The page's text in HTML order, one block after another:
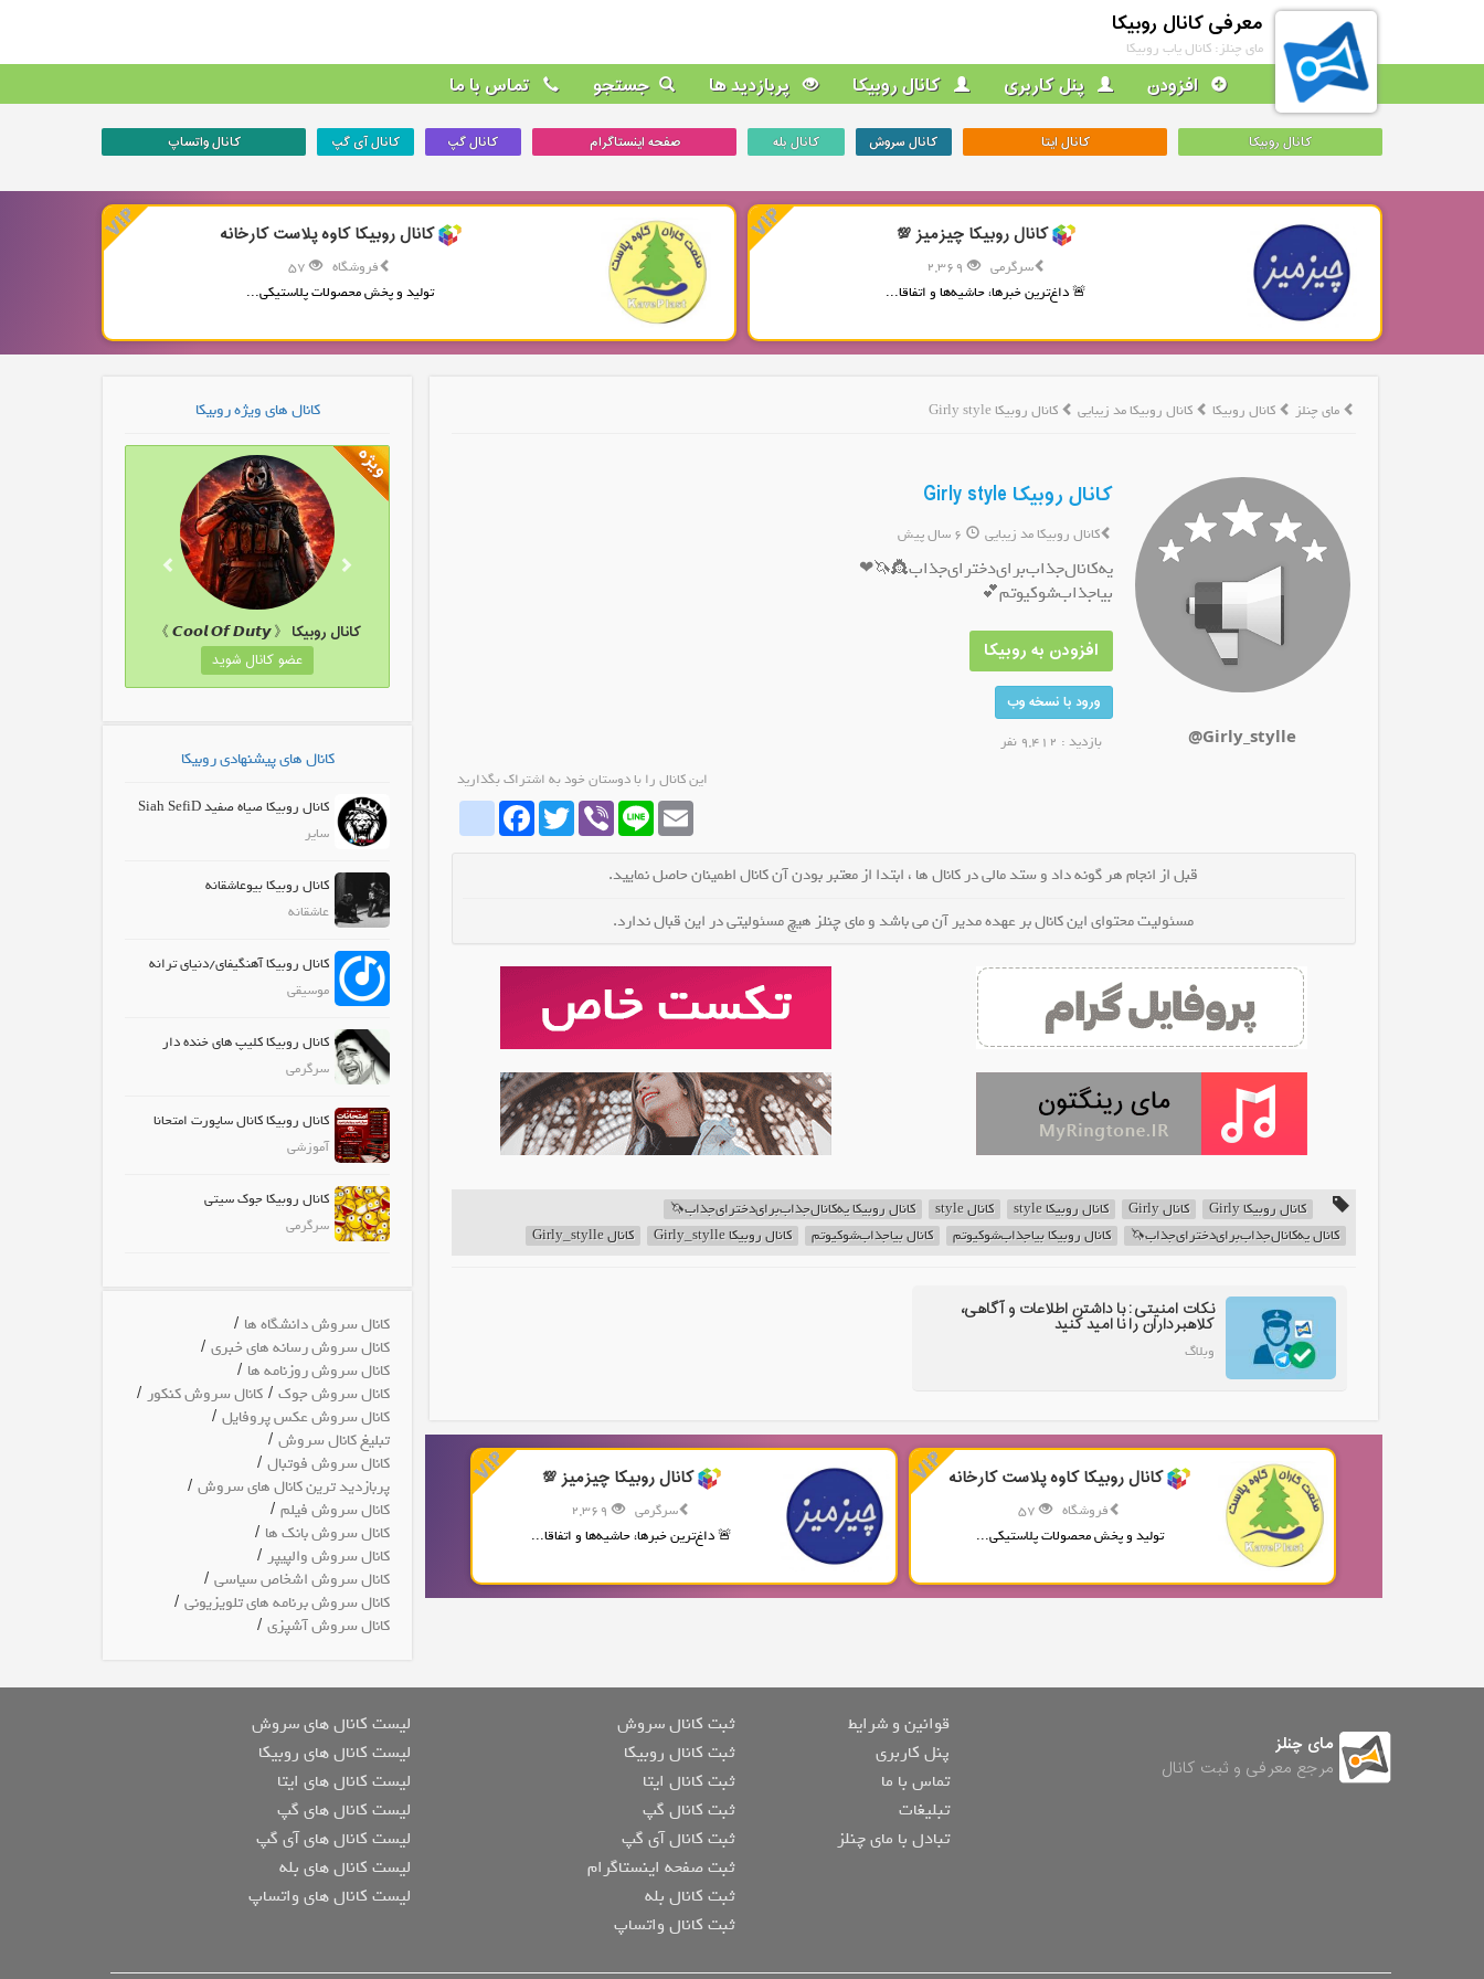
معرفی کانال روبیکا
مای چنلز: کانال یاب روبیکا
افزودن پنل کاربری کانال روبیکا پربازدید ها جستجو تماس با ما
کانال روبیکا کانال ایتا کانال سروش کانال بله صفحه اینستاگرام کانال گپ کانال آی گپ کانال واتساپ
کانال روبیکا چیزمیز 💯
سرگرمی
🚨 داغ‌ترین خبرها، حاشیه‌ها و اتفاقا...
کانال روبیکا کاوه پلاست کارخانه
فروشگاه
57
تولید و پخش محصولات پلاستیکی...
مای چنلز کانال روبیکا کانال روبیکا مد زیبایی کانال روبیکا Girly style
@Girly_stylle
کانال روبیکا Girly style
کانال روبیکا مد زیبایی
یه‌کانال‌جذاب‌برای‌دخترای‌جذاب👸🦄❤
بیاجذاب‌شو‌کیوتم💕
افزودن به روبیکا
ورود با نسخه وب
بازدید : 9,412 نفر
این کانال را با دوستان خود به اشتراک بگذارید
whatrubikaFacebookTwitter Viber Line Email
قبل از انجام هر گونه داد و ستد مالی در کانال ها ، ابتدا از معتبر بودن آن کانال اطمینان حاصل نمایید.
مسئولیت محتوای این کانال بر عهده مدیر آن می باشد و مای چنلز هیچ مسئولیتی در این قبال ندارد.
کانال روبیکا Girly کانال Girly کانال روبیکا style کانال style
کانال روبیکا یه‌کانال‌جذاب‌برای‌دخترای‌جذاب🦄
کانال یه‌کانال‌جذاب‌برای‌دخترای‌جذاب🦄
کانال روبیکا بیاجذاب‌شو‌کیوتم کانال بیاجذاب‌شو‌کیوتم کانال روبیکا Girly_stylle کانال Girly_stylle
نکات امنیتی: با داشتن اطلاعات و آگاهی،
کلاهبرداران را نا امید کنید
وبلاگ
کانال روبیکا کاوه پلاست کارخانه
فروشگاه
تولید و پخش محصولات پلاستیکی...
کانال روبیکا چیزمیز 💯
سرگرمی
2,369
🚨 داغ‌ترین خبرها، حاشیه‌ها و اتفاقا...
کانال های ویژه روبیکا
کانال روبیکا 《 𝘾𝙤𝙤𝙡 𝙊𝙛 𝘿𝙪𝙩𝙮 》
عضو کانال شوید
کانال روبیکا گیزمیز ✅ کلیپ سرگرمی
عضو کانال شوید
کانال روبیکا اسکین هیلینگ
عضو کانال شوید
کانال های پیشنهادی روبیکا
کانال روبیکا صیاه صفید Siah SefiD
سایر
کانال روبیکا بیوعاشقانه
عاشقانه
کانال روبیکا آهنگیفای/دنیای ترانه
موسیقی
کانال روبیکا کلیپ های خنده دار
سرگرمی
کانال روبیکا کانال ساپورت امتحانا
آموزشی
کانال روبیکا جوک سیتی
سرگرمی
کانال سروش دانشگاه ها /
کانال سروش رسانه های خبری/
کانال سروش روزنامه ها /
کانال سروش جوک/ کانال سروش کنکور/
کانال سروش عکس پروفایل/
تبلیغ کانال سروش/
کانال سروش فوتبال/
پربازدید ترین کانال های سروش/
کانال سروش فیلم/
کانال سروش بانک ها /
کانال سروش والپیپر/
کانال سروش اشخاص سیاسی/
کانال سروش برنامه های تلویزیونی/
کانال سروش آشپزی/
مای چنلز
مرجع معرفی و ثبت کانال
قوانین و شرایط
پنل کاربری
تماس با ما
تبلیغات
تبادل با مای چنلز
ثبت کانال سروش
ثبت کانال روبیکا
ثبت کانال ایتا
ثبت کانال گپ
ثبت کانال آی گپ
ثبت صفحه اینستاگرام
ثبت کانال بله
ثبت کانال واتساپ
لیست کانال های سروش
لیست کانال های روبیکا
لیست کانال های ایتا
لیست کانال های گپ
لیست کانال های آی گپ
لیست کانال های بله
لیست کانال های واتساپ